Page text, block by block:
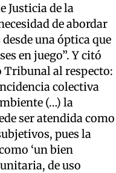
Justicia de la
de abordar
una óptica que
en juego”. Y citó
al respecto:
colectiva
(…) la
ser atendida como
pues la
‘un bien
de uso